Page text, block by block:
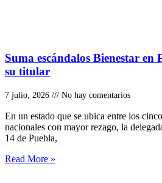
Suma escándalos Bienestar en
su titular
7 julio, 2026 No hay comentarios
En un estado que se ubica entre los
nacionales con mayor rezago, la
14 de Puebla,
Read More »